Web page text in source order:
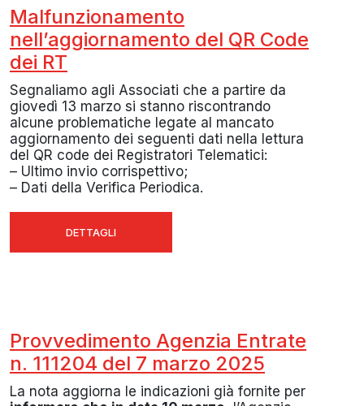
Malfunzionamento
nell’aggiornamento del QR Code
dei RT
Segnaliamo agli Associati che a partire da
giovedì 13 marzo si stanno riscontrando
alcune problematiche legate al mancato
aggiornamento dei seguenti dati nella lettura
del QR code dei Registratori Telematici:
– Ultimo invio corrispettivo;
– Dati della Verifica Periodica.
DETTAGLI
Provvedimento Agenzia Entrate
n. 111204 del 7 marzo 2025
La nota aggiorna le indicazioni già fornite per